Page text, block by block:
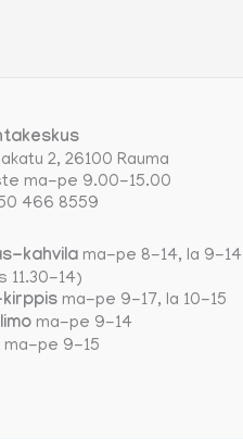
2, 26100 Rauma
ma-pe 9.00-15.00
466 8559
kahvilama-pe 8-14, la 9-14
11.30-14)
ma-pe 9-17, la 10-15
ma-pe 9-14
ma-pe 9-15